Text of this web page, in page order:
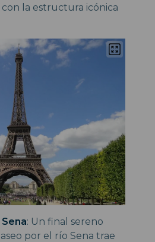
la estructura icónica
: Un final sereno
por el río Sena trae